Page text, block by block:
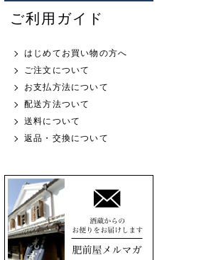
ご利用ガイド
はじめてお買い物の方へ
ご注文について
お支払方法について
配送方法ついて
送料について
返品・交換について